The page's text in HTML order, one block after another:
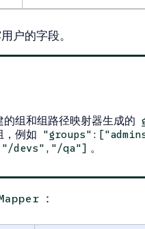
户的字段。
组和组路径映射器生成的
，例如
devs","/qa"] 。
：